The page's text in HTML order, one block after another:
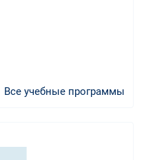
Все учебные программы